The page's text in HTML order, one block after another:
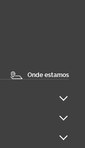
Onde estamos